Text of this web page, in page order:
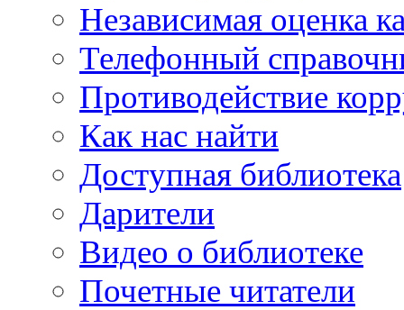
Независимая оценка
Телефонный
Противодействие
Как нас найти
Доступная библиотека
Дарители
Видео о библиотеке
Почетные читатели